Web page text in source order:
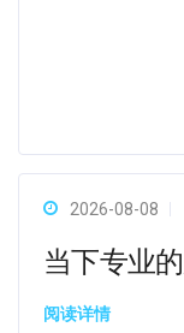
2026-08-08
当下专业
阅读详情